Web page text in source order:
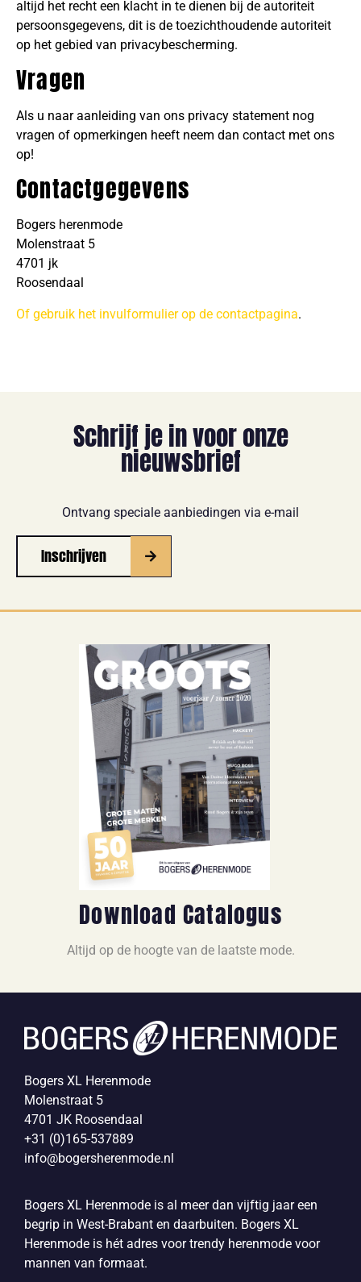
altijd het recht een klacht in te dienen bij de autoriteit
persoonsgegevens, dit is de toezichthoudende autoriteit
op het gebied van privacybescherming.
Vragen
Als u naar aanleiding van ons privacy statement nog
vragen of opmerkingen heeft neem dan contact met ons
op!
Contactgegevens
Bogers herenmode
Molenstraat 5
4701 jk
Roosendaal
Of gebruik het invulformulier op de contactpagina.
Schrijf je in voor onze
nieuwsbrief
Ontvang speciale aanbiedingen via e-mail
Inschrijven
Download Catalogus
Altijd op de hoogte van de laatste mode.
Bogers XL Herenmode
Molenstraat 5
4701 JK Roosendaal
+31 (0)165-537889
info@bogersherenmode.nl
Bogers XL Herenmode is al meer dan vijftig jaar een
begrip in West-Brabant en daarbuiten. Bogers XL
Herenmode is hét adres voor trendy herenmode voor
mannen van formaat.